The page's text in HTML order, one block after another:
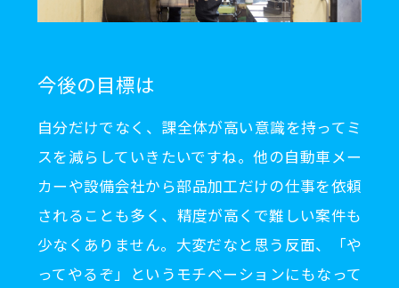
今後の目標は
自分だけでなく、課全体が高い意識を持ってミ
スを減らしていきたいですね。他の自動車メー
カーや設備会社から部品加工だけの仕事を依頼
されることも多く、精度が高くで難しい案件も
少なくありません。大変だなと思う反面、「や
ってやるぞ」というモチベーションにもなって